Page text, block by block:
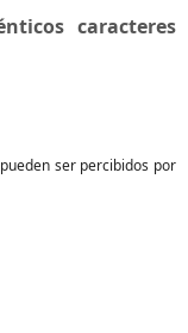
caracteres
ser percibidos por